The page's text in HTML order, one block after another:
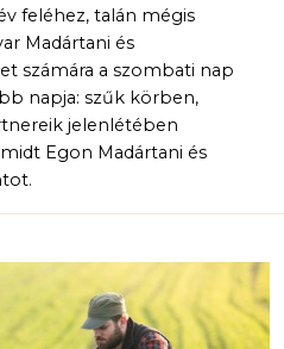
feléhez, talán mégis
Madártani és
számára a szombati nap
napja: szűk körben,
jelenlétében
Egon Madártani és